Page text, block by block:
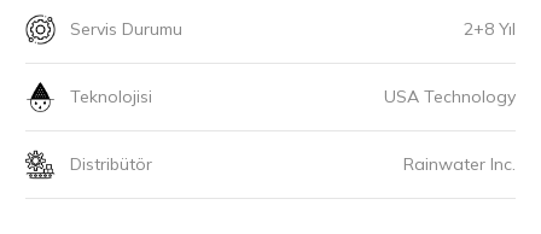
Servis Durumu 2+8 Yıl
Teknolojisi USA Technology
Distribütör Rainwater Inc.